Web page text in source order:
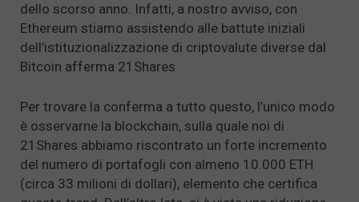
dello scorso anno. Infatti, a nostro avviso, con
Ethereum stiamo assistendo alle battute iniziali
dell’istituzionalizzazione di criptovalute diverse dal
Bitcoin afferma 21Shares
Per trovare la conferma a tutto questo, l’unico modo
è osservarne la blockchain, sulla quale noi di
21Shares abbiamo riscontrato un forte incremento
del numero di portafogli con almeno 10.000 ETH
(circa 33 milioni di dollari), elemento che certifica